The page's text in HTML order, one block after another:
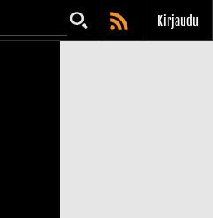
Kirjaudu